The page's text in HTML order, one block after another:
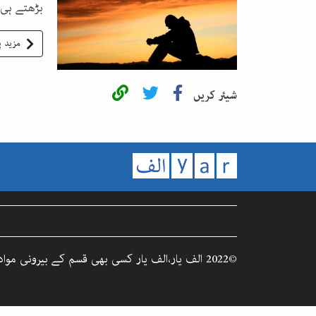
بڑھتے
مزید
شیئر کریں
©2022 الف یار،الف یار کسی بھی قسم کے بیرونی مواد کا ذمہ دار نہیں۔